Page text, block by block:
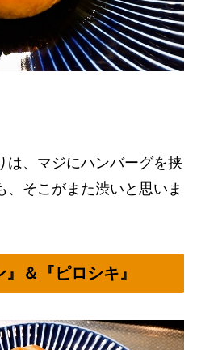
は、マジにハンバーグを挟
、そこがまた渋いと思いま
』＆『ピロシキ』